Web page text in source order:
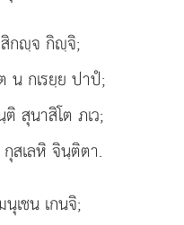
กฺจ กิฺจิ;
น กเรยฺย ปาปํ;
สุนาสิโต ภเว;
สเลหิ จินฺติตา.
เชน เกนจิ;